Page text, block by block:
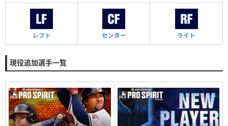
レフト センター ライト
現役追加選手一覧